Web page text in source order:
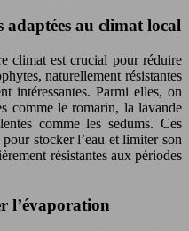
adaptées au climat local
climat est crucial pour réduire
naturellement résistantes
intéressantes. Parmi elles, on
comme le romarin, la lavande
comme les sedums. Ces
stocker l’eau et limiter son
résistantes aux périodes
l’évaporation